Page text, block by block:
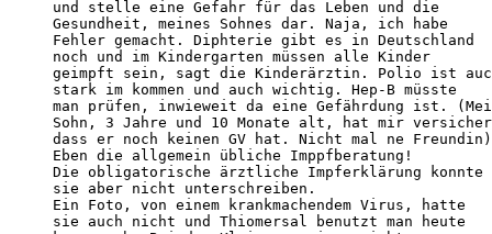
und stelle eine Gefahr für das Leben und die
Gesundheit, meines Sohnes dar. Naja, ich habe
Fehler gemacht. Diphterie gibt es in Deutschland
noch und im Kindergarten müssen alle Kinder
geimpft sein, sagt die Kinderärztin. Polio ist
stark im kommen und auch wichtig. Hep-B müsste
man prüfen, inwieweit da eine Gefährdung ist.
Sohn, 3 Jahre und 10 Monate alt, hat mir
dass er noch keinen GV hat. Nicht mal ne Freundin)
Eben die allgemein übliche Imppfberatung!
Die obligatorische ärztliche Impferklärung konnte
sie aber nicht unterschreiben.
Ein Foto, von einem krankmachendem Virus, hatte
sie auch nicht und Thiomersal benutzt man heute